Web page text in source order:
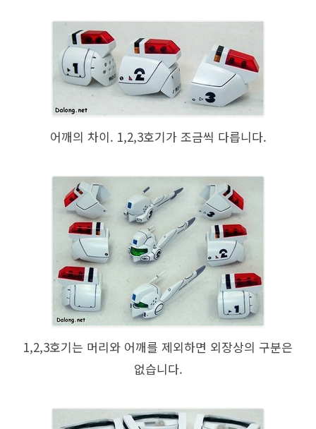
어깨의 차이. 1,2,3호기가 조금씩 다릅니다.
1,2,3호기는 머리와 어깨를 제외하면 외장상의 구분은
없습니다.